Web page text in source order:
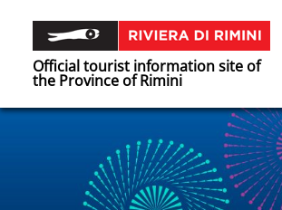
Official tourist information site of
the Province of Rimini